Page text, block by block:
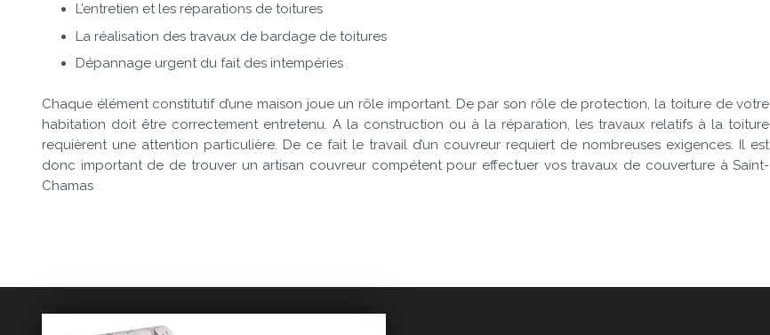
L’entretien et les réparations de toitures
La réalisation des travaux de bardage de toitures
Dépannage urgent du fait des intempéries
Chaque élément constitutif d’une maison joue un rôle important. De par son rôle de protection, la toiture de votre
habitation doit être correctement entretenu. A la construction ou à la réparation, les travaux relatifs à la toiture
requièrent une attention particulière. De ce fait le travail d’un couvreur requiert de nombreuses exigences. Il est
donc important de de trouver un artisan couvreur compétent pour effectuer vos travaux de couverture à Saint-
Chamas